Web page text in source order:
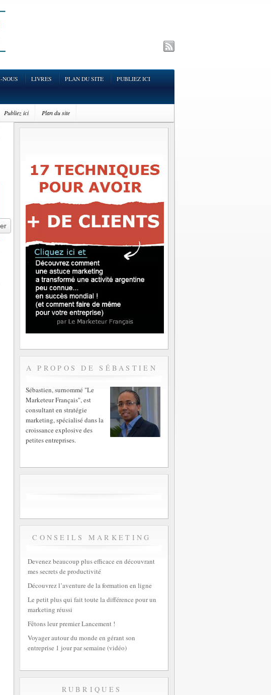
NOUS LIVRES PLAN DU SITE PUBLIEZ ICI
Publiez ici Plan du site
A PROPOS DE SÉBASTIEN
Sébastien, surnommé "Le
Marketeur Français", est
consultant en stratégie
marketing, spécialisé dans la
croissance explosive des
petites entreprises.
CONSEILS MARKETING
Devenez beaucoup plus efficace en découvrant
mes secrets de productivité
Découvrez l’aventure de la formation en ligne
Le petit plus qui fait toute la différence pour un
marketing réussi
Fêtons leur premier Lancement !
Voyager autour du monde en gérant son
entreprise 1 jour par semaine (vidéo)
RUBRIQUES